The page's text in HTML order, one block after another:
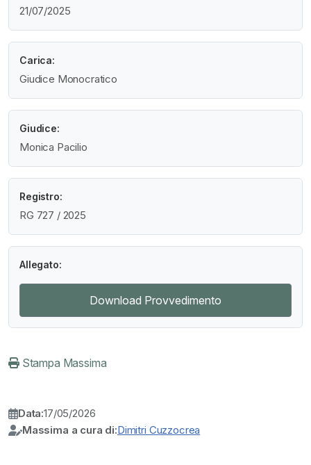
21/07/2025
Carica:
Giudice Monocratico
Giudice:
Monica Pacilio
Registro:
RG 727 / 2025
Allegato:
Download Provvedimento
Stampa Massima
Data:17/05/2026
Massima a cura di:Dimitri Cuzzocrea